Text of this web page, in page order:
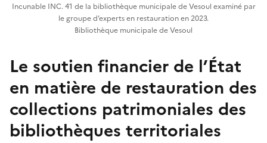
Incunable INC. 41 de la bibliothèque municipale de Vesoul examiné par
le groupe d’experts en restauration en 2023.
Bibliothèque municipale de Vesoul
Le soutien financier de l’État
en matière de restauration des
collections patrimoniales des
bibliothèques territoriales